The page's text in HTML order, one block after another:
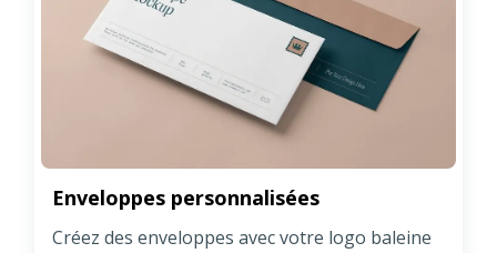
Enveloppes personnalisées
Créez des enveloppes avec votre logo baleine